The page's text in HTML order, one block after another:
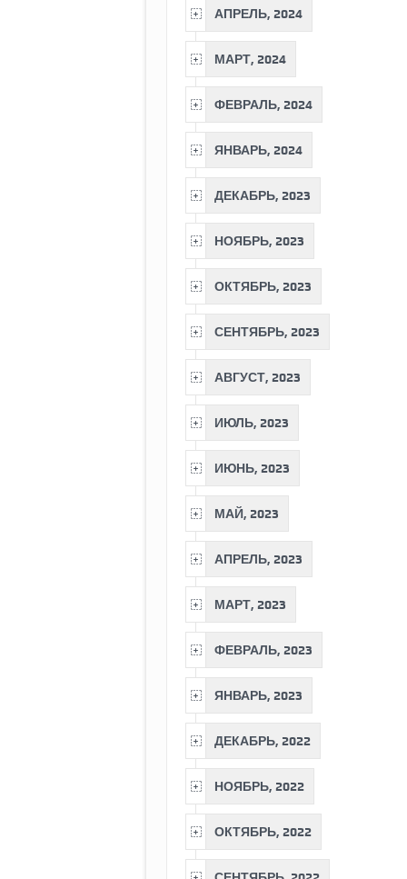
АПРЕЛЬ, 2024
МАРТ, 2024
ФЕВРАЛЬ, 2024
ЯНВАРЬ, 2024
ДЕКАБРЬ, 2023
НОЯБРЬ, 2023
ОКТЯБРЬ, 2023
СЕНТЯБРЬ, 2023
АВГУСТ, 2023
ИЮЛЬ, 2023
ИЮНЬ, 2023
МАЙ, 2023
АПРЕЛЬ, 2023
МАРТ, 2023
ФЕВРАЛЬ, 2023
ЯНВАРЬ, 2023
ДЕКАБРЬ, 2022
НОЯБРЬ, 2022
ОКТЯБРЬ, 2022